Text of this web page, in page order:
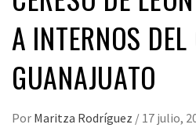
A INTERNOS DEL
GUANAJUATO
Por Maritza Rodríguez / 17 julio,